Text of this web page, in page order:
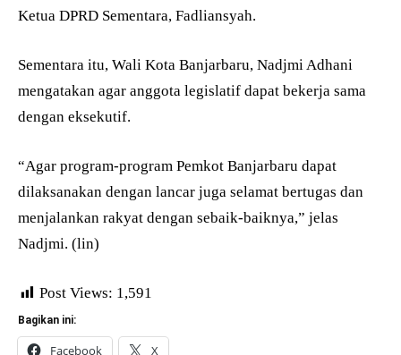
Ketua DPRD Sementara, Fadliansyah.
Sementara itu, Wali Kota Banjarbaru, Nadjmi Adhani
mengatakan agar anggota legislatif dapat bekerja sama
dengan eksekutif.
“Agar program-program Pemkot Banjarbaru dapat
dilaksanakan dengan lancar juga selamat bertugas dan
menjalankan rakyat dengan sebaik-baiknya,” jelas
Nadjmi. (lin)
Post Views: 1,591
Bagikan ini:
Facebook X